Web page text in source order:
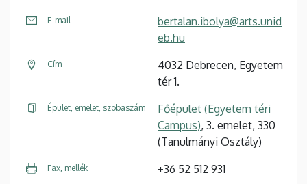
E-mail
bertalan.ibolya@arts.unid
eb.hu
Cím
4032 Debrecen, Egyetem
tér 1.
Épület, emelet, szobaszám
Főépület (Egyetem téri
Campus), 3. emelet, 330
(Tanulmányi Osztály)
Fax, mellék +36 52 512 931